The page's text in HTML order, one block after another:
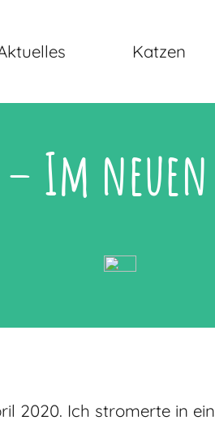
Katzen
Im neuen
2020. Ich stromerte in